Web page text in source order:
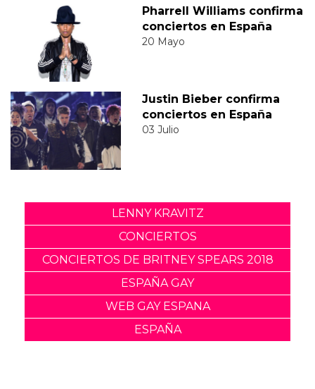
Pharrell Williams confirma
conciertos en España
20 Mayo
Justin Bieber confirma
conciertos en España
03 Julio
LENNY KRAVITZ
CONCIERTOS
CONCIERTOS DE BRITNEY SPEARS 2018
ESPAÑA GAY
WEB GAY ESPANA
ESPAÑA